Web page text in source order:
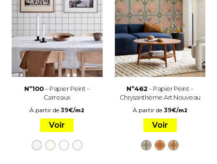
Nº100– Papier Peint –
Carreaux
À partir de39€/m2
Voir
Nº462– Papier Peint –
Chrysanthème Art Nouveau
À partir de 39€/m2
Voir